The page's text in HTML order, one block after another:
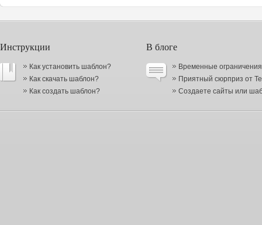
Инструкции
Как установить шаблон?
Как скачать шаблон?
Как создать шаблон?
В блоге
Временные
Приятный сюрприз от
Создаете сайты или